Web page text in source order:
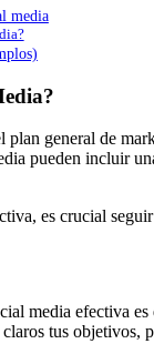
media
general de
pueden incluir
es crucial
media efectiva
tus objetivos,